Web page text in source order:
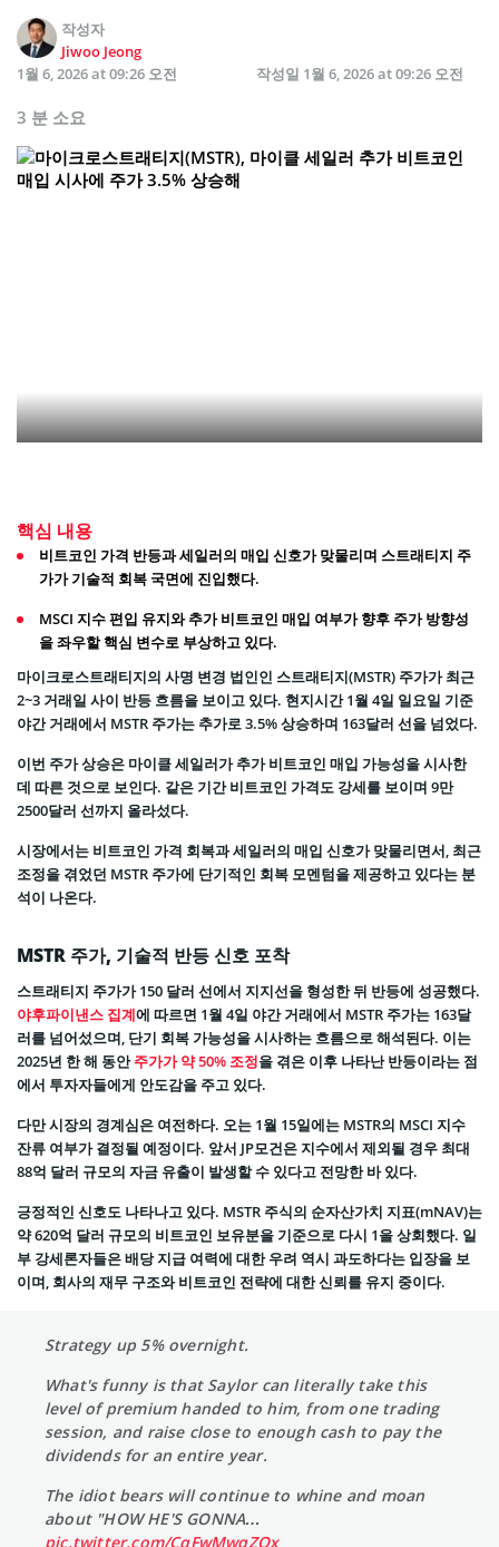
작성자
Jiwoo Jeong
1월 6, 2026 at 09:26 오전
작성일 1월 6, 2026 at 09:26 오전
3 분 소요
핵심 내용
비트코인 가격 반등과 세일러의 매입 신호가 맞물리며 스트래티지 주
가가 기술적 회복 국면에 진입했다.
MSCI 지수 편입 유지와 추가 비트코인 매입 여부가 향후 주가 방향성
을 좌우할 핵심 변수로 부상하고 있다.
마이크로스트래티지의 사명 변경 법인인 스트래티지(MSTR) 주가가 최근
2~3 거래일 사이 반등 흐름을 보이고 있다. 현지시간 1월 4일 일요일 기준
야간 거래에서 MSTR 주가는 추가로 3.5% 상승하며 163달러 선을 넘었다.
이번 주가 상승은 마이클 세일러가 추가 비트코인 매입 가능성을 시사한
데 따른 것으로 보인다. 같은 기간 비트코인 가격도 강세를 보이며 9만
2500달러 선까지 올라섰다.
시장에서는 비트코인 가격 회복과 세일러의 매입 신호가 맞물리면서, 최근
조정을 겪었던 MSTR 주가에 단기적인 회복 모멘텀을 제공하고 있다는 분
석이 나온다.
MSTR 주가, 기술적 반등 신호 포착
스트래티지 주가가 150 달러 선에서 지지선을 형성한 뒤 반등에 성공했다.
야후파이낸스 집계에 따르면 1월 4일 야간 거래에서 MSTR 주가는 163달
러를 넘어섰으며, 단기 회복 가능성을 시사하는 흐름으로 해석된다. 이는
2025년 한 해 동안주가가 약 50% 조정을 겪은 이후 나타난 반등이라는 점
에서 투자자들에게 안도감을 주고 있다.
다만 시장의 경계심은 여전하다. 오는 1월 15일에는 MSTR의 MSCI 지수
잔류 여부가 결정될 예정이다. 앞서 JP모건은 지수에서 제외될 경우 최대
88억 달러 규모의 자금 유출이 발생할 수 있다고 전망한 바 있다.
긍정적인 신호도 나타나고 있다. MSTR 주식의 순자산가치 지표(mNAV)는
약 620억 달러 규모의 비트코인 보유분을 기준으로 다시 1을 상회했다. 일
부 강세론자들은 배당 지급 여력에 대한 우려 역시 과도하다는 입장을 보
이며, 회사의 재무 구조와 비트코인 전략에 대한 신뢰를 유지 중이다.
Strategy up 5% overnight.
What's funny is that Saylor can literally take this
level of premium handed to him, from one trading
session, and raise close to enough cash to pay the
dividends for an entire year.
The idiot bears will continue to whine and moan
about "HOW HE'S GONNA…
pic.twitter.com/CqFwMwqZOx